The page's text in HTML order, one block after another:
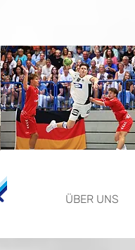
ÜBER UNS